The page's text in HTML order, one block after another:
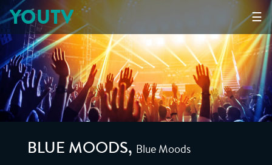
☰
YOUTV
BLUE MOODS, Blue Moods